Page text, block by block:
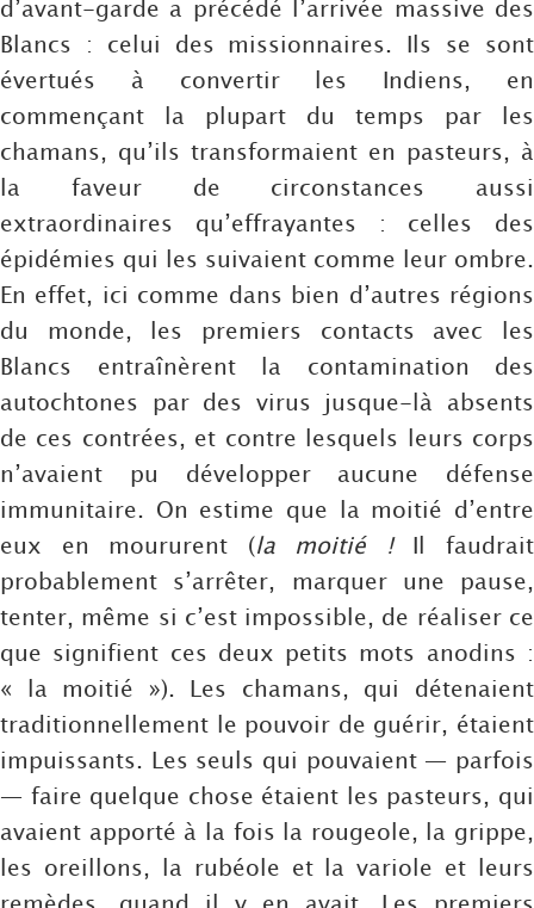
d’avant-garde a précédé l’arrivée massive des
Blancs : celui des missionnaires. Ils se sont
évertués à convertir les Indiens, en
commençant la plupart du temps par les
chamans, qu’ils transformaient en pasteurs, à
la faveur de circonstances aussi
extraordinaires qu’effrayantes : celles des
épidémies qui les suivaient comme leur ombre.
En effet, ici comme dans bien d’autres régions
du monde, les premiers contacts avec les
Blancs entraînèrent la contamination des
autochtones par des virus jusque-là absents
de ces contrées, et contre lesquels leurs corps
n’avaient pu développer aucune défense
immunitaire. On estime que la moitié d’entre
eux en moururent (la moitié !Il faudrait
probablement s’arrêter, marquer une pause,
tenter, même si c’est impossible, de réaliser ce
que signifient ces deux petits mots anodins :
« la moitié »). Les chamans, qui détenaient
traditionnellement le pouvoir de guérir, étaient
impuissants. Les seuls qui pouvaient — parfois
— faire quelque chose étaient les pasteurs, qui
avaient apporté à la fois la rougeole, la grippe,
les oreillons, la rubéole et la variole et leurs